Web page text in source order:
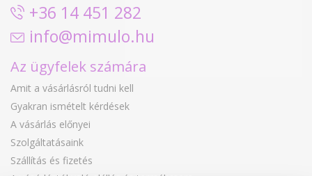
+36 14 451 282
info@mimulo.hu
Az ügyfelek számára
Amit a vásárlásról tudni kell
Gyakran ismételt kérdések
A vásárlás előnyei
Szolgáltatásaink
Szállítás és fizetés